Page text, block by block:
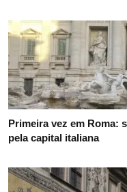
Primeira vez em Roma:
pela capital italiana